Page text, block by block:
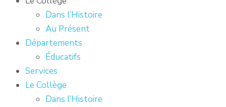
Dans l’Histoire
Au Présent
Départements
Éducatifs
Services
Le Collège
Dans l’Histoire